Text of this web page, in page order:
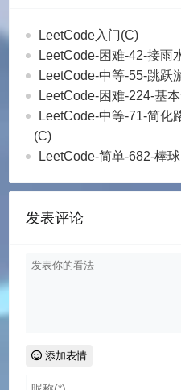
LeetCode入门(C)
LeetCode-困难-42-接雨
LeetCode-中等-55-跳跃
LeetCode-困难-224-基
LeetCode-中等-71-简化
(C)
LeetCode-简单-682-棒
发表评论
添加表情